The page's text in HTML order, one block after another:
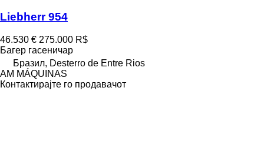
Liebherr 954
46.530 € 275.000 R$
Багер гасеничар
Бразил, Desterro de Entre Rios
AM MÁQUINAS
Контактирајте го продавачот